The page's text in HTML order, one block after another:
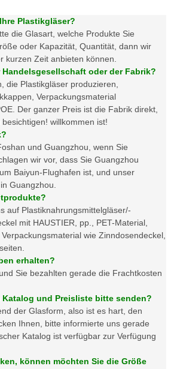
Plastikgläser?
die Glasart, welche Produkte Sie
oder Kapazität, Quantität, dann wir
kurzen Zeit anbieten können.
oder der Fabrik?
die Plastikgläser produzieren,
Verpackungsmaterial
Der ganzer Preis ist die Fabrik direkt,
willkommen ist!
und Guangzhou, wenn Sie
wir vor, dass Sie Guangzhou
Baiyun-Flughafen ist, und unser
Guangzhou.
auf Plastiknahrungsmittelgläser/-
mit HAUSTIER, pp., PET-Material,
wie Zinndosendeckel,
erhalten?
Sie bezahlten gerade die Frachtkosten
Katalog und Preisliste bitte senden?
der Glasform, also ist es hart, den
Ihnen, bitte informierte uns gerade
Katalog ist verfügbar zur Verfügung
können möchten Sie die Größe